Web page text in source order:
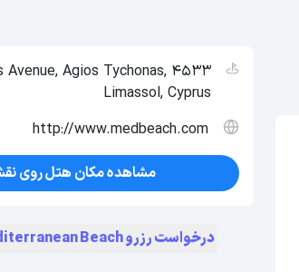
Avenue, Agios Tychonas, 4533
Limassol, Cyprus
http://www.medbeach.com
مشاهده مکان هتل روی
درخواست رزرو Hotel Mediterranean Beach